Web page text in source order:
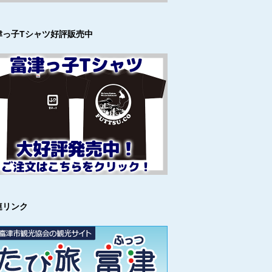
っ子Tシャツ好評販売中
リンク